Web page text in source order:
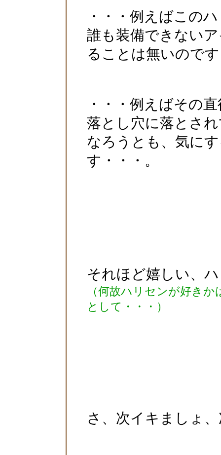
・・・例えばこの
誰も装備できない
ることは無いので
・・・例えばその
落とし穴に落とさ
なろうとも、気に
す・・・。
それほど嬉しい、
（何故ハリセンが好き
として・・・）
さ、次イキましょ